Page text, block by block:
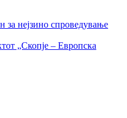
за нејзино спроведување
„Скопје – Европска